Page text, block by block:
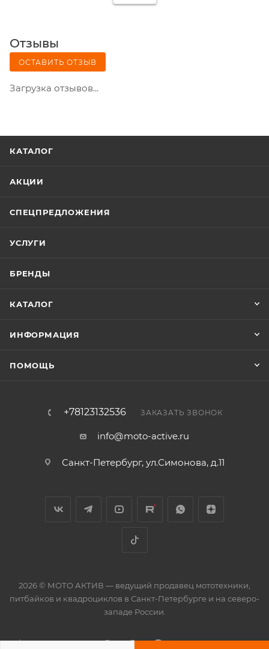
Отзывы
ОСТАВИТЬ ОТЗЫВ
Загрузка отзывов...
КАТАЛОГ
АКЦИИ
СПЕЦПРЕДЛОЖЕНИЯ
УСЛУГИ
БРЕНДЫ
КАТАЛОГ
ИНФОРМАЦИЯ
ПОМОЩЬ
+78123132536 ЗАКАЗАТЬ ЗВОНОК
info@moto-active.ru
Санкт-Петербург, ул.Симонова, д.11
2026 © МОТО АКТИВ — ведущий продавец мототехники,
питбайков и квадроциклов в Санкт-Петербурге и на северо-
западе России.